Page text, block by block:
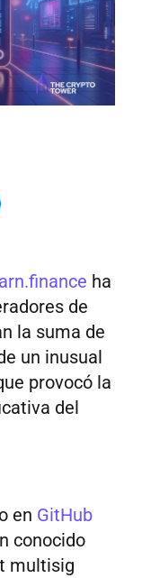
ha
de
la suma de
un inusual
provocó la
del
en GitHub
conocido
multisig